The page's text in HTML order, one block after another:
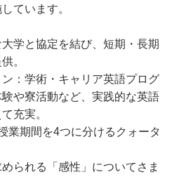
ています。
学と協定を結び、短期・長期
。
：学術・キャリア英語プログ
や寮活動など、実践的な英語
充実。
期間を4つに分けるクォータ
られる「感性」についてさま